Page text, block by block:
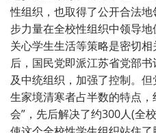
性组织，也取得了公开合法
步力量在全校性组织中领导
关心学生生活等策略是密切
后，国民党即派江苏省党部
及中统组织，加强了控制。
生家境清寒者占半数的特点
会”，先后解决了约300人(全